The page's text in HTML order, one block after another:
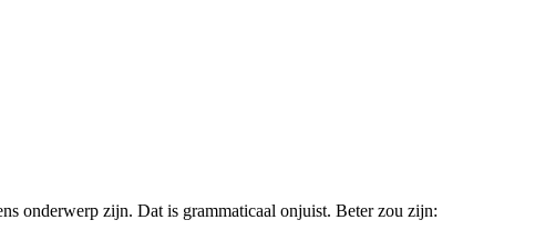
onderwerp zijn. Dat is grammaticaal onjuist. Beter zou zijn: